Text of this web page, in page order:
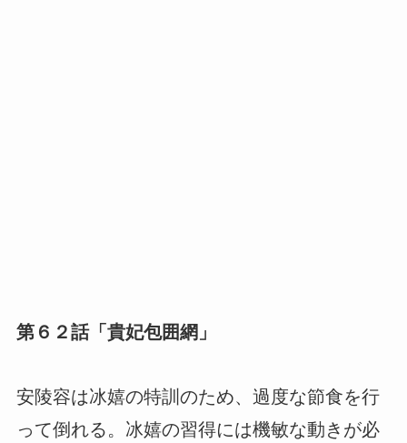
第６２話「貴妃包囲網」
安陵容は冰嬉の特訓のため、過度な節食を行
って倒れる。冰嬉の習得には機敏な動きが必